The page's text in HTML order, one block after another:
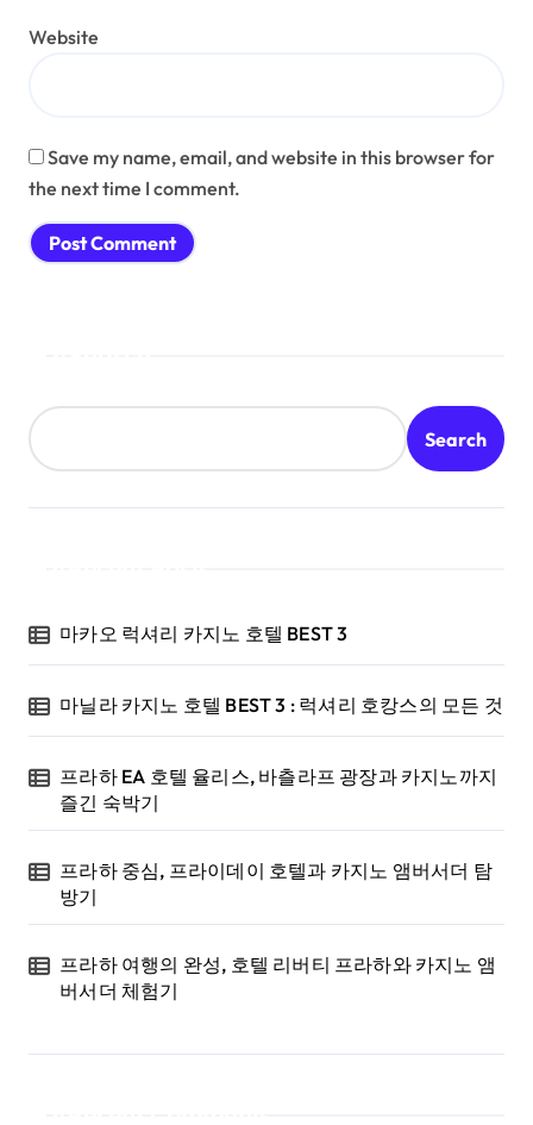
Website
Save my name, email, and website in this browser for
the next time I comment.
Search
마카오 럭셔리 카지노 호텔 BEST 3
마닐라 카지노 호텔 BEST 3 : 럭셔리 호캉스의 모든 것
프라하 EA 호텔 율리스, 바츨라프 광장과 카지노까지
즐긴 숙박기
프라하 중심, 프라이데이 호텔과 카지노 앰버서더 탐
방기
프라하 여행의 완성, 호텔 리버티 프라하와 카지노 앰
버서더 체험기